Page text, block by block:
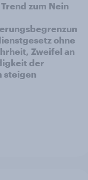
zum Nein
ohne
Zweifel an
der
steigen